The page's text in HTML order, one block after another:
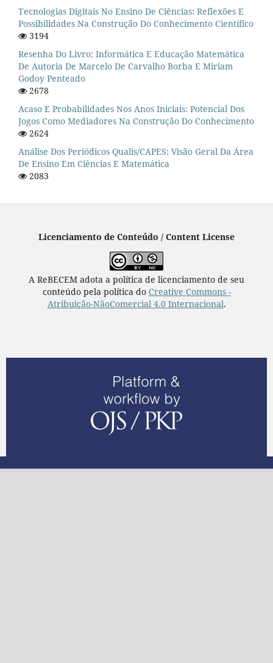
Tecnologias Digitais No Ensino De Ciências: Reflexões E
Possibilidades Na Construção Do Conhecimento Científico
3194
Resenha Do Livro: Informática E Educação Matemática
De Autoria De Marcelo De Carvalho Borba E Miriam
Godoy Penteado
2678
Acaso E Probabilidades Nos Anos Iniciais: Potencial Dos
Jogos Como Mediadores Na Construção Do Conhecimento
2624
Análise Dos Periódicos Qualis/CAPES: Visão Geral Da Área
De Ensino Em Ciências E Matemática
2083
Licenciamento de Conteúdo / Content License
A ReBECEM adota a política de licenciamento de seu
conteúdo pela política do Creative Commons -
Atribuição-NãoComercial 4.0 Internacional.